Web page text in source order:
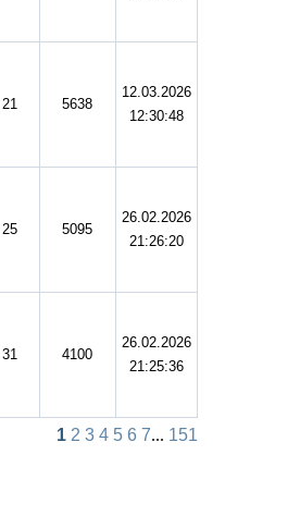
21 5638
12.03.2026
12:30:48
25 5095
26.02.2026
21:26:20
31 4100
26.02.2026
21:25:36
1 2 3 4 5 6 7... 151